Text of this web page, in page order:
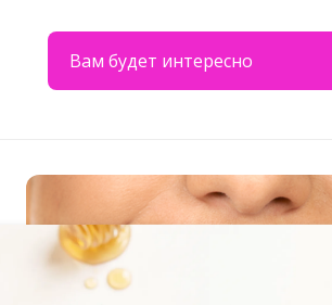
Вам будет интересно